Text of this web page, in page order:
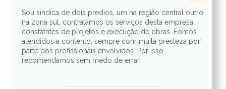
Sou sindica de dois predios, um na região central outro
na zona sul, contratamos os serviços desta empresa,
constatntes de projetos e execução de obras. Fomos
atendidos a contento, sempre com muita presteza por
parte dos profissionais envolvidos. Por isso
recomendamos sem medo de errar.